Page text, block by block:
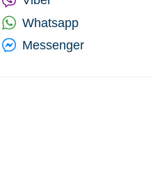
Whatsapp
Messenger